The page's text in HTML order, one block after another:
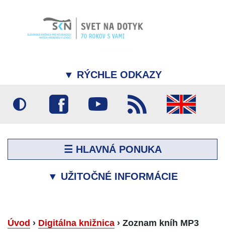
▼ RÝCHLE ODKAZY
☰ HLAVNÁ PONUKA
▼ UŽITOČNÉ INFORMÁCIE
Úvod › Digitálna knižnica › Zoznam kníh MP3